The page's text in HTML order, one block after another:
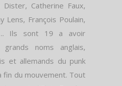
Dister, Catherine Faux,
Lens, François Poulain,
Ils sont 19 a avoir
noms anglais,
et allemands du punk
fin du mouvement. Tout